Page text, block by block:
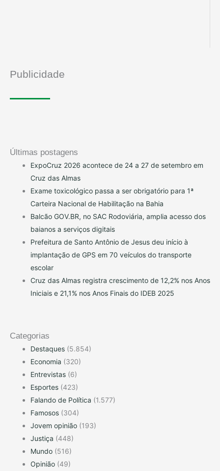
Publicidade
Últimas postagens
ExpoCruz 2026 acontece de 24 a 27 de setembro em
Cruz das Almas
Exame toxicológico passa a ser obrigatório para 1ª
Carteira Nacional de Habilitação na Bahia
Balcão GOV.BR, no SAC Rodoviária, amplia acesso dos
baianos a serviços digitais
Prefeitura de Santo Antônio de Jesus deu início à
implantação de GPS em 70 veículos do transporte
escolar
Cruz das Almas registra crescimento de 12,2% nos Anos
Iniciais e 21,1% nos Anos Finais do IDEB 2025
Categorias
Destaques (5.854)
Economia (320)
Entrevistas (6)
Esportes (423)
Falando de Política (1.577)
Famosos (304)
Jovem opinião (193)
Justiça (448)
Mundo (516)
Opinião (49)